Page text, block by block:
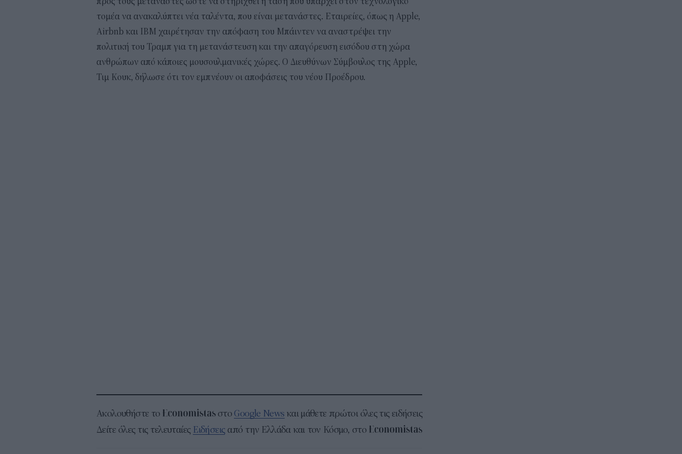
τομέα να ανακαλύπτει νέα ταλέντα, που είναι μετανάστες. Εταιρείες, όπως η Apple,
Airbnb και IBM χαιρέτησαν την απόφαση του Μπάιντεν να αναστρέψει την
πολιτική του Τραμπ για τη μετανάστευση και την απαγόρευση εισόδου στη χώρα
ανθρώπων από κάποιες μουσουλμανικές χώρες. Ο Διευθύνων Σύμβουλος της Apple,
Τιμ Κουκ, δήλωσε ότι τον εμπνέουν οι αποφάσεις του νέου Προέδρου.
Ακολουθήστε το στο Google News και μάθετε πρώτοι όλες τις ειδήσεις
Δείτε όλες τις τελευταίες Ειδήσειςαπό την Ελλάδα και τον Κόσμο, στο